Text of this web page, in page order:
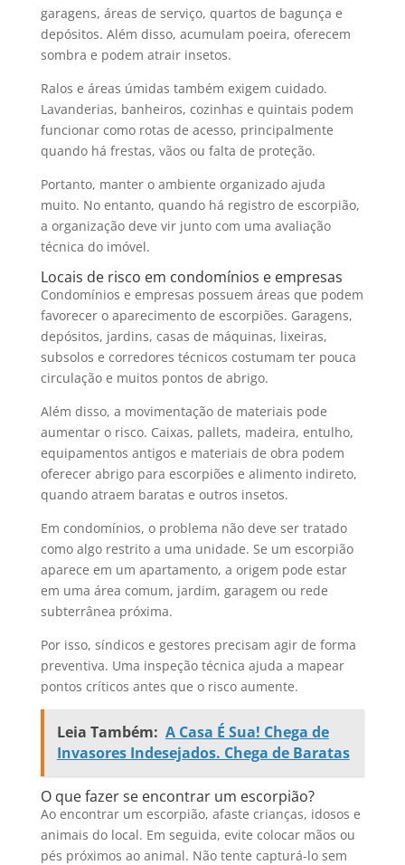
garagens, áreas de serviço, quartos de bagunça e
depósitos. Além disso, acumulam poeira, oferecem
sombra e podem atrair insetos.
Ralos e áreas úmidas também exigem cuidado.
Lavanderias, banheiros, cozinhas e quintais podem
funcionar como rotas de acesso, principalmente
quando há frestas, vãos ou falta de proteção.
Portanto, manter o ambiente organizado ajuda
muito. No entanto, quando há registro de escorpião,
a organização deve vir junto com uma avaliação
técnica do imóvel.
Locais de risco em condomínios e empresas
Condomínios e empresas possuem áreas que podem
favorecer o aparecimento de escorpiões. Garagens,
depósitos, jardins, casas de máquinas, lixeiras,
subsolos e corredores técnicos costumam ter pouca
circulação e muitos pontos de abrigo.
Além disso, a movimentação de materiais pode
aumentar o risco. Caixas, pallets, madeira, entulho,
equipamentos antigos e materiais de obra podem
oferecer abrigo para escorpiões e alimento indireto,
quando atraem baratas e outros insetos.
Em condomínios, o problema não deve ser tratado
como algo restrito a uma unidade. Se um escorpião
aparece em um apartamento, a origem pode estar
em uma área comum, jardim, garagem ou rede
subterrânea próxima.
Por isso, síndicos e gestores precisam agir de forma
preventiva. Uma inspeção técnica ajuda a mapear
pontos críticos antes que o risco aumente.
Leia Também: A Casa É Sua! Chega de
Invasores Indesejados. Chega de Baratas
O que fazer se encontrar um escorpião?
Ao encontrar um escorpião, afaste crianças, idosos e
animais do local. Em seguida, evite colocar mãos ou
pés próximos ao animal. Não tente capturá-lo sem